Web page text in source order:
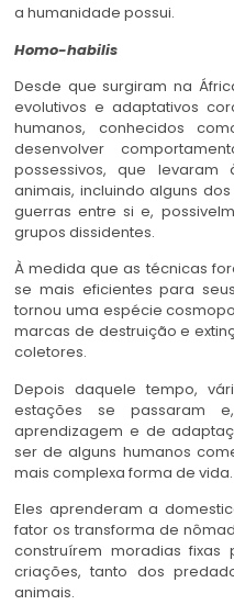
a humanidade possui.
Homo-habilis
Desde que surgiram na
evolutivos e adaptativos
humanos, conhecidos
desenvolver
possessivos, que
animais, incluindo alguns
guerras entre si e,
grupos dissidentes.
À medida que as técnicas
se mais eficientes para
tornou uma espécie
marcas de destruição e
coletores.
Depois daquele tempo,
estações se passaram
aprendizagem e de
ser de alguns humanos
mais complexa forma de vida.
Eles aprenderam a
fator os transforma de
construírem moradias
criações, tanto dos
animais.